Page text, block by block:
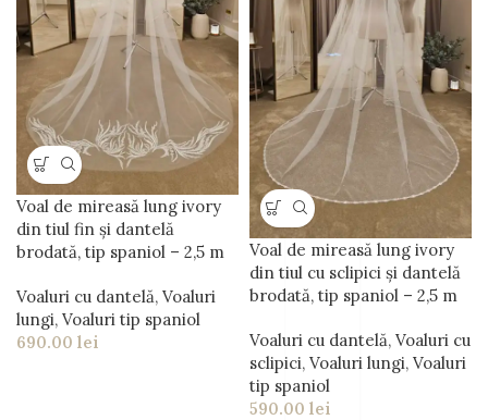
Voal de mireasă lung ivory
din tiul fin și dantelă
brodată, tip spaniol – 2,5 m
Voaluri cu dantelă, Voaluri
lungi, Voaluri tip spaniol
690.00 lei
Voal de mireasă lung ivory
din tiul cu sclipici și dantelă
brodată, tip spaniol – 2,5 m
Voaluri cu dantelă, Voaluri cu
sclipici, Voaluri lungi, Voaluri
tip spaniol
590.00 lei